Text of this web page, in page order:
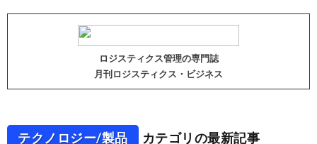
ロジスティクス管理の専門誌
月刊ロジスティクス・ビジネス
テクノロジー/製品 カテゴリの最新記事